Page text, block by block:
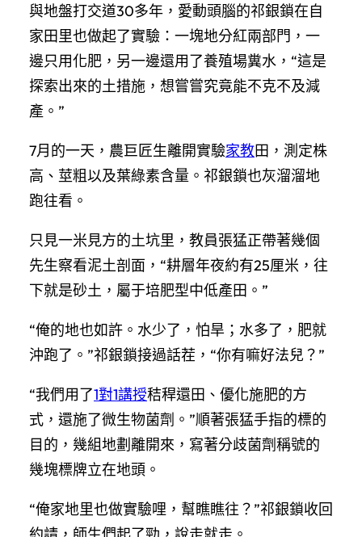
與地盤打交道30多年，愛動頭腦的祁銀鎖在自
家田里也做起了實驗：一塊地分紅兩部門，一
邊只用化肥，另一邊還用了養殖場糞水，“這是
探索出來的土措施，想嘗嘗究竟能不克不及減
產。”
7月的一天，農巨匠生離開實驗家教田，測定株
高、莖粗以及葉綠素含量。祁銀鎖也灰溜溜地
跑往看。
只見一米見方的土坑里，教員張猛正帶著幾個
先生察看泥土剖面，“耕層年夜約有25厘米，往
下就是砂土，屬于培肥型中低產田。”
“俺的地也如許。水少了，怕旱；水多了，肥就
沖跑了。”祁銀鎖接過話茬，“你有嘛好法兒？”
“我們用了1對1講授秸稈還田、優化施肥的方
式，還施了微生物菌劑。”順著張猛手指的標的
目的，幾組地劃離開來，寫著分歧菌劑稱號的
幾塊標牌立在地頭。
“俺家地里也做實驗哩，幫瞧瞧往？”祁銀鎖收回